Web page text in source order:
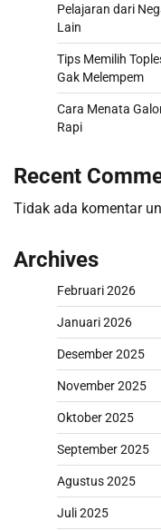
Pelajaran dari
Lain
Tips Memilih
Gak Melempem
Cara Menata
Rapi
Recent
Tidak ada komentar
Archives
Februari 2026
Januari 2026
Desember 2025
November 2025
Oktober 2025
September 2025
Agustus 2025
Juli 2025